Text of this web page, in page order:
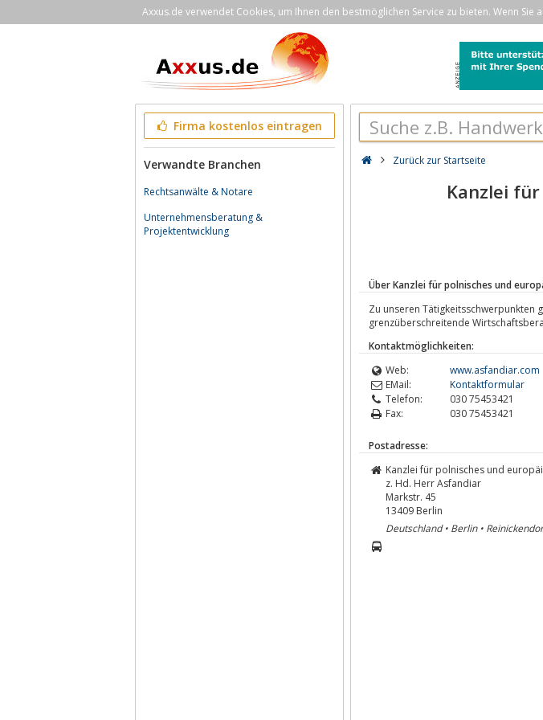
Axxus.de verwendet Cookies, um Ihnen den bestmöglichen Service zu bieten. Wenn Sie
Firma kostenlos eintragen
Verwandte Branchen
Rechtsanwälte & Notare
Unternehmensberatung &
Projektentwicklung
Zurück zur Startseite
Kanzlei
Über Kanzlei für polnisches und
Zu unseren Tätigkeitsschwerpunkten
grenzüberschreitende
Kontaktmöglichkeiten:
Web:
www.asfandiar.com
EMail:
Kontaktformular
Telefon:
030 75453421
Fax:
030 75453421
Postadresse:
Kanzlei für polnisches und
z. Hd. Herr Asfandiar
Markstr. 45
13409 Berlin
Deutschland • Berlin •